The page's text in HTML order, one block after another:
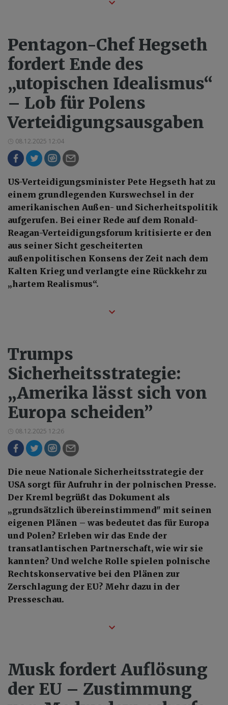
Pentagon-Chef Hegseth
fordert Ende des
„utopischen Idealismus“
– Lob für Polens
Verteidigungsausgaben
08.12.2025 12:04
US-Verteidigungsminister Pete Hegseth hat zu
einem grundlegenden Kurswechsel in der
amerikanischen Außen- und Sicherheitspolitik
aufgerufen. Bei einer Rede auf dem Ronald-
Reagan-Verteidigungsforum kritisierte er den
aus seiner Sicht gescheiterten
außenpolitischen Konsens der Zeit nach dem
Kalten Krieg und verlangte eine Rückkehr zu
„hartem Realismus“.
Trumps
Sicherheitsstrategie:
„Amerika lässt sich von
Europa scheiden”
08.12.2025 12:26
Die neue Nationale Sicherheitsstrategie der
USA sorgt für Aufruhr in der polnischen Presse.
Der Kreml begrüßt das Dokument als
„grundsätzlich übereinstimmend" mit seinen
eigenen Plänen – was bedeutet das für Europa
und Polen? Erleben wir das Ende der
transatlantischen Partnerschaft, wie wir sie
kannten? Und welche Rolle spielen polnische
Rechtskonservative bei den Plänen zur
Zerschlagung der EU? Mehr dazu in der
Presseschau.
Musk fordert Auflösung
der EU – Zustimmung